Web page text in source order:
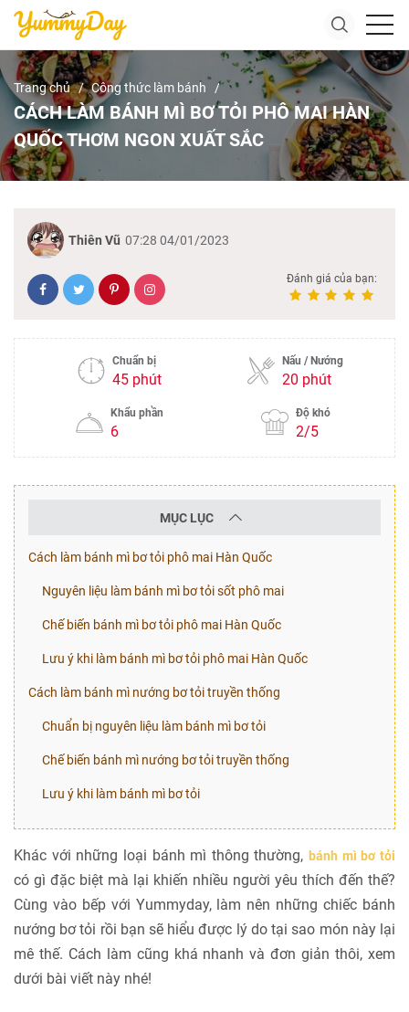
Trang chủ Công thức làm bánh
CÁCH LÀM BÁNH MÌ BƠ TỎI PHÔ MAI HÀN
QUỐC THƠM NGON XUẤT SẮC
Thiên Vũ 07:28 04/01/2023
Đánh giá của bạn:
Chuẩn bị
45 phút
Nấu / Nướng
20 phút
Khẩu phần
6
Độ khó
2/5
MỤC LỤC
Cách làm bánh mì bơ tỏi phô mai Hàn Quốc
Nguyên liệu làm bánh mì bơ tỏi sốt phô mai
Chế biến bánh mì bơ tỏi phô mai Hàn Quốc
Lưu ý khi làm bánh mì bơ tỏi phô mai Hàn Quốc
Cách làm bánh mì nướng bơ tỏi truyền thống
Chuẩn bị nguyên liệu làm bánh mì bơ tỏi
Chế biến bánh mì nướng bơ tỏi truyền thống
Lưu ý khi làm bánh mì bơ tỏi
Khác với những loại bánh mì thông thường,bánh mì bơ tỏi
có gì đặc biệt mà lại khiến nhiều người yêu thích đến thế?
Cùng vào bếp với Yummyday, làm nên những chiếc bánh
nướng bơ tỏi rồi bạn sẽ hiểu được lý do tại sao món này lại
mê thế. Cách làm cũng khá nhanh và đơn giản thôi, xem
dưới bài viết này nhé!